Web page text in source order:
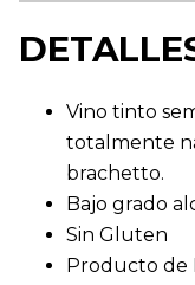
Vino tinto
totalmente
brachetto.
Bajo grado
Sin Gluten
Producto de